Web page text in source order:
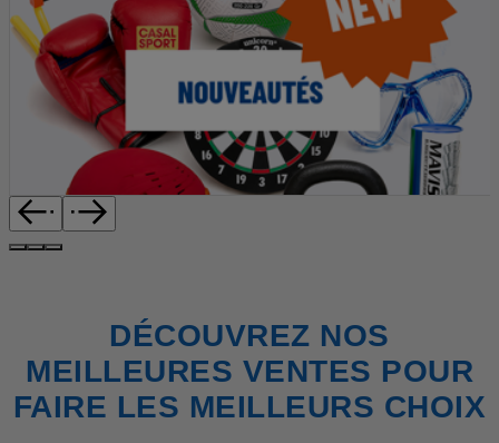
DÉCOUVREZ NOS
MEILLEURES VENTES POUR
FAIRE LES MEILLEURS CHOIX